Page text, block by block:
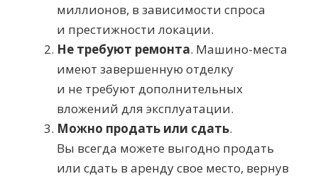
миллионов, в зависимости спроса
и престижности локации.
Не требуют ремонта. Машино-места
имеют завершенную отделку
и не требуют дополнительных
вложений для эксплуатации.
Можно продать или сдать.
Вы всегда можете выгодно продать
или сдать в аренду свое место, вернув